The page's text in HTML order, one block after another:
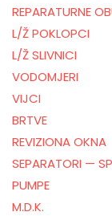
REPARATURNE
L/Ž POKLOPCI
L/Ž SLIVNICI
VODOMJERI
VIJCI
BRTVE
REVIZIONA OKNA
SEPARATORI —
PUMPE
M.D.K.